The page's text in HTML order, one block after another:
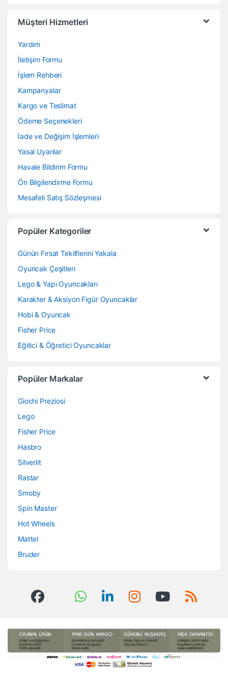
Müşteri Hizmetleri
Yardım
İletişim Formu
İşlem Rehberi
Kampanyalar
Kargo ve Teslimat
Ödeme Seçenekleri
İade ve Değişim İşlemleri
Yasal Uyarılar
Havale Bildirim Formu
Ön Bilgilendirme Formu
Mesafeli Satış Sözleşmesi
Popüler Kategoriler
Günün Fırsat Tekliflerini Yakala
Oyuncak Çeşitleri
Lego & Yapı Oyuncakları
Karakter & Aksiyon Figür Oyuncaklar
Hobi & Oyuncak
Fisher Price
Eğitici & Öğretici Oyuncaklar
Popüler Markalar
Giochi Preziosi
Lego
Fisher Price
Hasbro
Silverlit
Rastar
Smoby
Spin Master
Hot Wheels
Mattel
Bruder